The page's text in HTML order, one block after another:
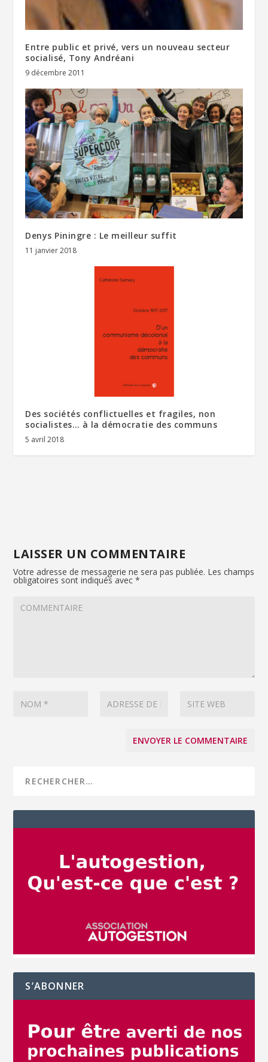
Entre public et privé, vers un nouveau secteur
socialisé, Tony Andréani
9 décembre 2011
Denys Piningre : Le meilleur suffit
11 janvier 2018
Des sociétés conflictuelles et fragiles, non
socialistes… à la démocratie des communs
5 avril 2018
LAISSER UN COMMENTAIRE
Votre adresse de messagerie ne sera pas publiée. Les champs
obligatoires sont indiqués avec*
S’ABONNER